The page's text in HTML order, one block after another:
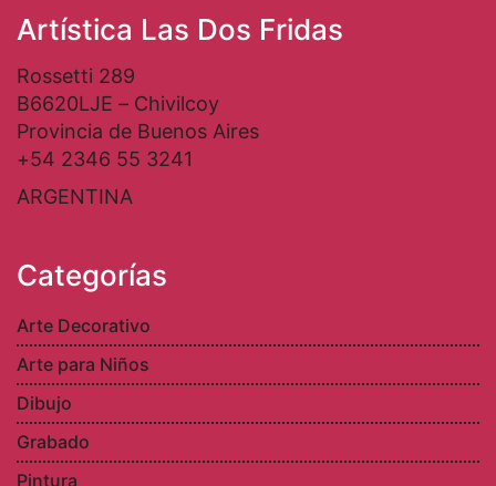
Artística Las Dos Fridas
Rossetti 289
B6620LJE – Chivilcoy
Provincia de Buenos Aires
+54 2346 55 3241
ARGENTINA
Categorías
Arte Decorativo
Arte para Niños
Dibujo
Grabado
Pintura